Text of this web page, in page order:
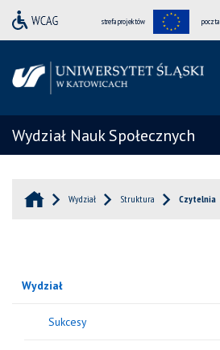
strefa projektów poczta
Wydział Nauk Społecznych
Wydział Struktura Czytelnia
Wydział
Sukcesy